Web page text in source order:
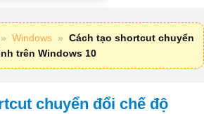
» Windows » Cách tạo shortcut chuyển
trên Windows 10
chuyển đổi chế độ